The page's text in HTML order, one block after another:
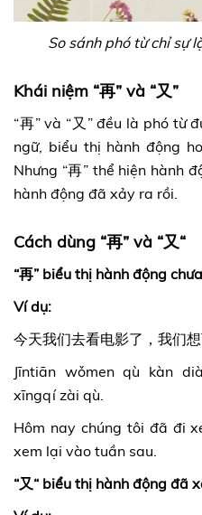
So sánh phó từ chỉ sự
Khái niệm “再” và “又”
“再” và “又” đều là phó từ
ngữ, biểu thị hành động
Nhưng “再” thể hiện hành
hành động đã xảy ra rồi.
Cách dùng “再” và “又“
“再” biểu thị hành động
Ví dụ:
今天我们去看电影了，我们想
Jīntiān wǒmen qù kàn
xīngqí zài qù.
Hôm nay chúng tôi đã đi
xem lại vào tuần sau.
“又“ biểu thị hành động đã